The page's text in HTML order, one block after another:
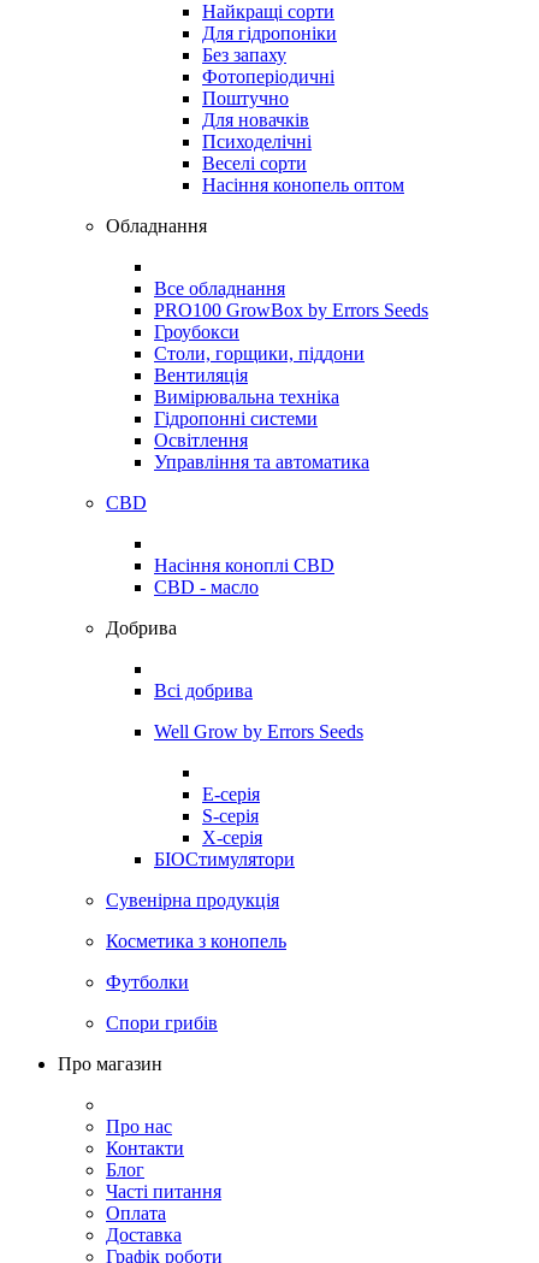
Найкращі сорти
Для гідропоніки
Без запаху
Фотоперіодичні
Поштучно
Для новачків
Психоделічні
Веселі сорти
Насіння конопель оптом
Обладнання
Все обладнання
PRO100 GrowBox by Errors Seeds
Гроубокси
Столи, горщики, піддони
Вентиляція
Вимірювальна техніка
Гідропонні системи
Освітлення
Управління та автоматика
CBD
Насіння коноплі CBD
CBD - масло
Добрива
Всі добрива
Well Grow by Errors Seeds
E-серія
S-серія
X-серія
БІОСтимулятори
Сувенірна продукція
Косметика з конопель
Футболки
Спори грибів
Про магазин
Про нас
Контакти
Блог
Часті питання
Оплата
Доставка
Графік роботи